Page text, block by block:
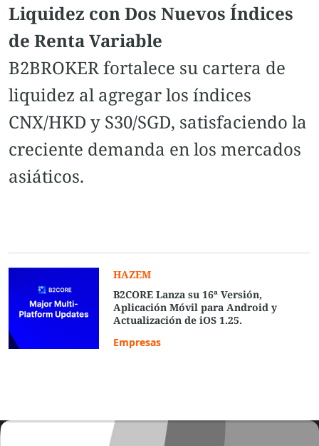
Liquidez con Dos Nuevos Índices
de Renta Variable
B2BROKER fortalece su cartera de
liquidez al agregar los índices
CNX/HKD y S30/SGD, satisfaciendo la
creciente demanda en los mercados
asiáticos.
HAZEM
B2CORE Lanza su 16ª Versión,
Aplicación Móvil para Android y
Actualización de iOS 1.25.
Empresas